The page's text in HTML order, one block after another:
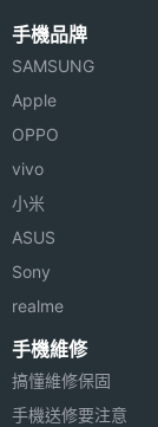
手機品牌
SAMSUNG
Apple
OPPO
vivo
小米
ASUS
Sony
realme
手機維修
搞懂維修保固
手機送修要注意